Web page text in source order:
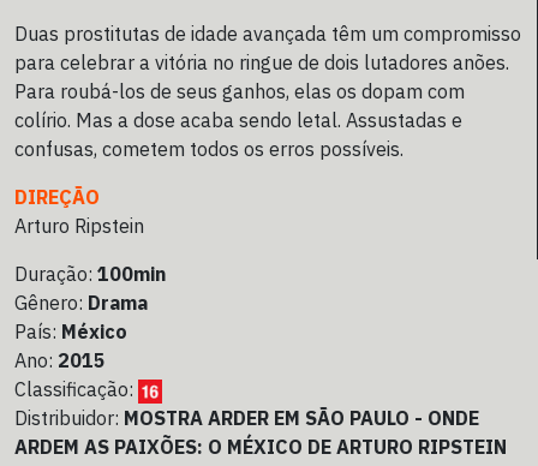
Duas prostitutas de idade avançada têm um compromisso
para celebrar a vitória no ringue de dois lutadores anões.
Para roubá-los de seus ganhos, elas os dopam com
colírio. Mas a dose acaba sendo letal. Assustadas e
confusas, cometem todos os erros possíveis.
DIREÇÃO
Arturo Ripstein
Duração: 100min
Gênero: Drama
País: México
Ano: 2015
Classificação:
Distribuidor: MOSTRA ARDER EM SÃO PAULO - ONDE
ARDEM AS PAIXÕES: O MÉXICO DE ARTURO RIPSTEIN